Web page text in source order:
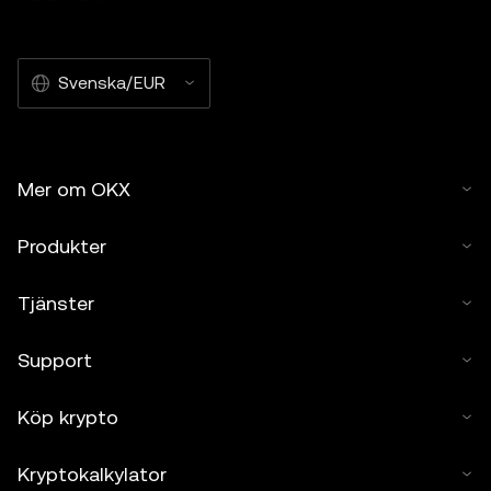
Svenska/EUR
Mer om OKX
Produkter
Tjänster
Support
Köp krypto
Kryptokalkylator